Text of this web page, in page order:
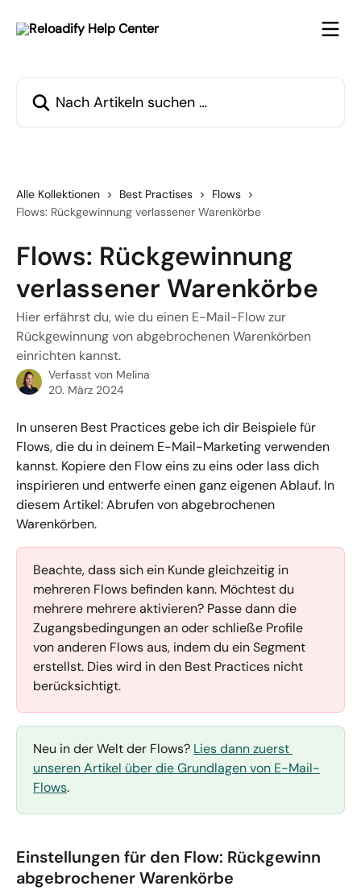
Alle Kollektionen Best Practises
Flows
Flows: Rückgewinnung verlassener Warenkörbe
Flows: Rückgewinnung
verlassener Warenkörbe
Hier erfährst du, wie du einen E-Mail-Flow zur
Rückgewinnung von abgebrochenen Warenkörben
einrichten kannst.
Verfasst von Melina
20. März 2024
In unseren Best Practices gebe ich dir Beispiele für
Flows, die du in deinem E-Mail-Marketing verwenden
kannst. Kopiere den Flow eins zu eins oder lass dich
inspirieren und entwerfe einen ganz eigenen Ablauf. In
diesem Artikel: Abrufen von abgebrochenen
Warenkörben.
Beachte, dass sich ein Kunde gleichzeitig in
mehreren Flows befinden kann. Möchtest du
mehrere mehrere aktivieren? Passe dann die
Zugangsbedingungen an oder schließe Profile
von anderen Flows aus, indem du ein Segment
erstellst. Dies wird in den Best Practices nicht
berücksichtigt.
Neu in der Welt der Flows? Lies dann zuerst
unseren Artikel über die Grundlagen von E-Mail-
Flows.
Einstellungen für den Flow: Rückgewinn
abgebrochener Warenkörbe